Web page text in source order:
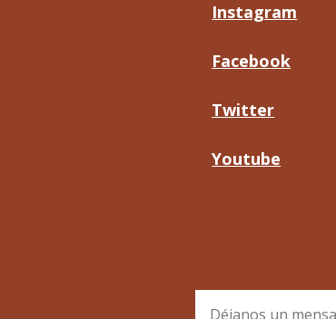
Instagram
Facebook
Twitter
Youtube